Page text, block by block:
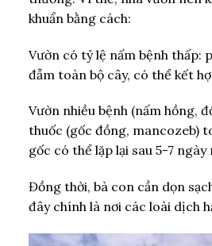
khuẩn bằng cách:
Vườn có tỷ lệ nấm bệnh thấp:
đẫm toàn bộ cây, có thể kết
Vườn nhiều bệnh (nấm hồng,
thuốc (gốc đồng, mancozeb)
gốc có thể lặp lại sau 5-7 ngày
Đồng thời, bà con cần dọn
đây chính là nơi các loài dịch